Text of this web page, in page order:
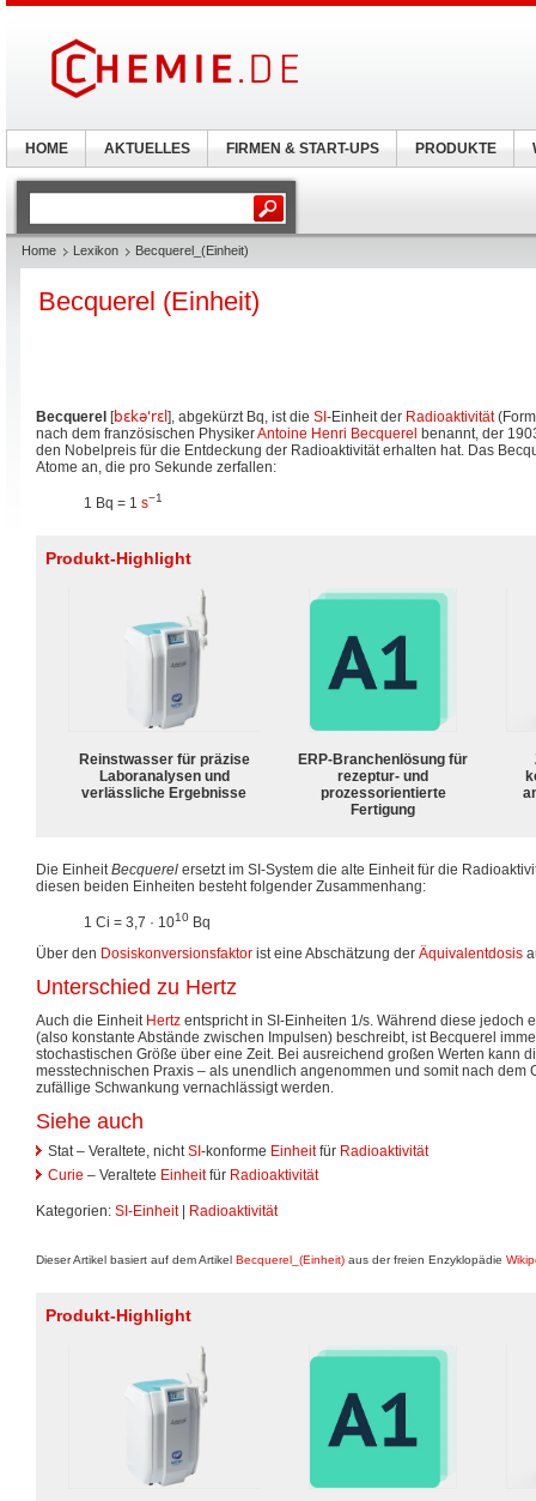
Home Lexikon Becquerel_(Einheit)
Becquerel (Einheit)
Becquerel [bɛkə'rɛl ], abgekürzt Bq, ist die SI -Einheit der Radioaktivität
nach dem französischen PhysikerAntoine Henri Becquerel benannt, der
den Nobelpreis für die Entdeckung der Radioaktivität erhalten hat. Das
Atome an, die pro Sekunde zerfallen:
1 Bq = 1 s−1
Produkt-Highlight
Reinstwasser für präzise
Laboranalysen und
verlässliche Ergebnisse
ERP-Branchenlösung für
rezeptur- und
prozessorientierte
Fertigung
Die EinheitBecquerel ersetzt im SI-System die alte Einheit für die
diesen beiden Einheiten besteht folgender Zusammenhang:
1 Ci = 3,7 · 1010 Bq
Über den Dosiskonversionsfaktor ist eine Abschätzung der Äquivalentdosis
Unterschied zu Hertz
Auch die Einheit Hertz entspricht in SI-Einheiten 1/s. Während diese jedoch
(also konstante Abstände zwischen Impulsen) beschreibt, ist Becquerel
stochastischen Größe über eine Zeit. Bei ausreichend großen Werten kann
messtechnischen Praxis – als unendlich angenommen und somit nach dem
zufällige Schwankung vernachlässigt werden.
Siehe auch
Stat – Veraltete, nichtSI -konforme Einheitfür Radioaktivität
Curie – Veraltete Einheitfür Radioaktivität
Kategorien: SI-Einheit| Radioaktivität
Dieser Artikel basiert auf dem Artikel Becquerel_(Einheit) aus der freien Enzyklopädie
Produkt-Highlight
HOME AKTUELLES FIRMEN & START-UPS PRODUKTE